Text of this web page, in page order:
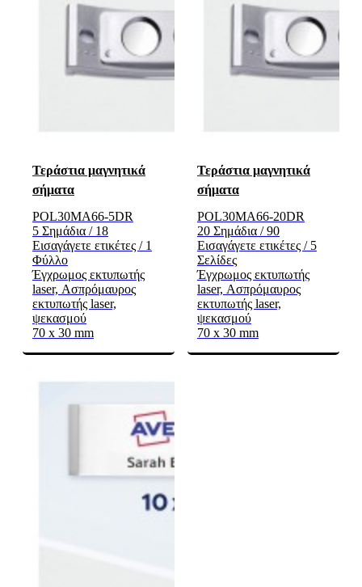
Τεράστια μαγνητικά
σήματα
POL30MA66-5DR
5 Σημάδια / 18
Εισαγάγετε ετικέτες / 1
Φύλλο
Έγχρωμος εκτυπωτής
laser, Ασπρόμαυρος
εκτυπωτής laser,
ψεκασμού
70 x 30 mm
Τεράστια μαγνητικά
σήματα
POL30MA66-20DR
20 Σημάδια / 90
Εισαγάγετε ετικέτες / 5
Σελίδες
Έγχρωμος εκτυπωτής
laser, Ασπρόμαυρος
εκτυπωτής laser,
ψεκασμού
70 x 30 mm